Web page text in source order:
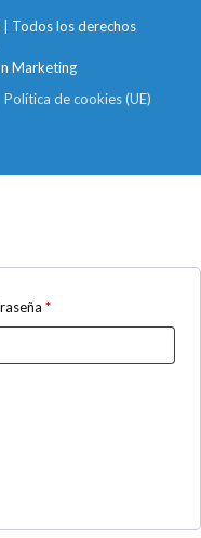
Todos los derechos
Marketing
Política de cookies (UE)
*